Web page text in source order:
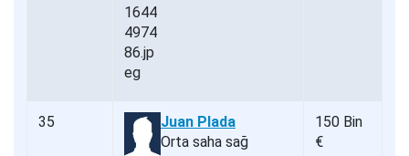
35
Juan Plada
Orta saha sağ
150 Bin
€